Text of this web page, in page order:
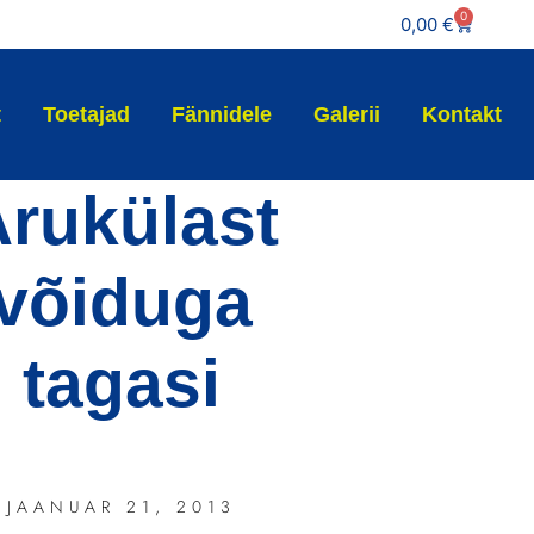
0,00€ 0
Toetajad Fännidele Galerii Kontakt
tagasi
JAANUAR 21, 2013